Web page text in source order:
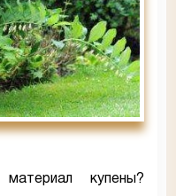
купены?